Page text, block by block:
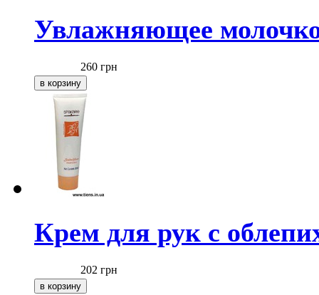
Увлажняющее
260 грн
Крем для рук с
202 грн